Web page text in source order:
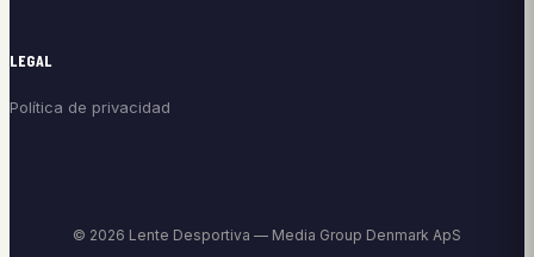
LEGAL
Política de privacidad
© 2026 Lente Desportiva — Media Group Denmark ApS